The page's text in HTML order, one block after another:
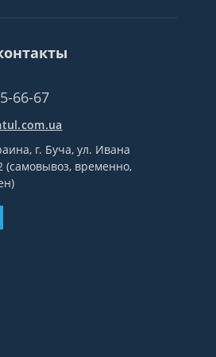
66-67
г. Буча, ул. Ивана
(самовывоз, временно,